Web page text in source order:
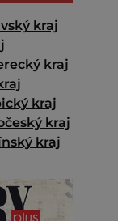
kraj
kraj
kraj
kraj
kraj